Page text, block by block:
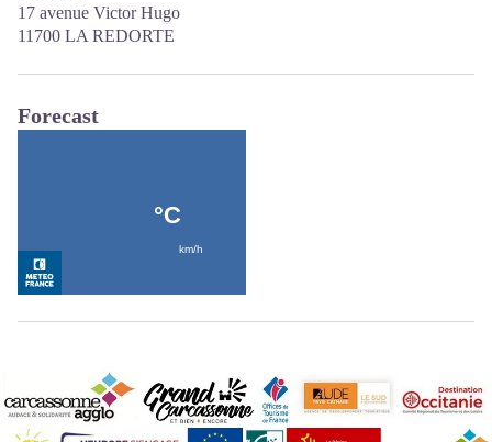
17 avenue Victor Hugo
11700 LA REDORTE
Forecast